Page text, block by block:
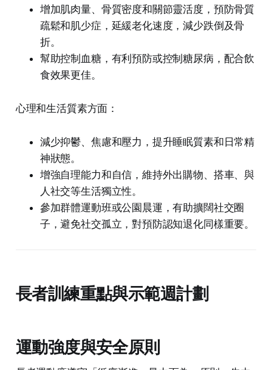
增加肌肉量、骨質密度和關節靈活度，預防骨質
疏鬆和肌少症，延緩老化速度，減少跌倒及骨
折。
幫助控制血糖，有利預防或控制糖尿病，配合飲
食效果更佳。
心理和生活質素方面：
減少抑鬱、焦慮和壓力，提升睡眠質素和日常精
神狀態。
增強自理能力和自信，維持外出購物、搭車、與
人社交等生活獨立性。
參加群體運動班或公園晨運，有助擴闊社交圈
子，避免社交孤立，對預防認知退化同樣重要。
長者訓練重點與示範週計劃
運動強度與安全原則